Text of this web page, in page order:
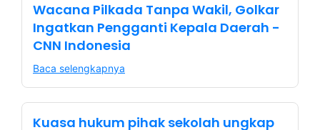
Wacana Pilkada Tanpa Wakil, Golkar
Ingatkan Pengganti Kepala Daerah -
CNN Indonesia
Baca selengkapnya
Kuasa hukum pihak sekolah ungkap